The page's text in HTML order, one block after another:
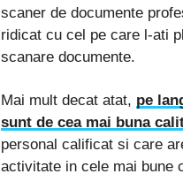
scaner de documente
ridicat cu cel pe care l-ati
scanare documente.
Mai mult decat atat, pe
sunt de cea mai buna
personal calificat si care
activitate in cele mai bune